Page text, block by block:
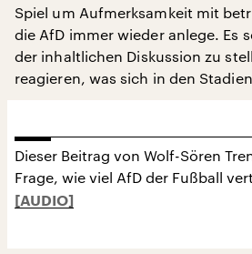
Spiel um Aufmerksamkeit mit
die AfD immer wieder anlege. Es
der inhaltlichen Diskussion zu
reagieren, was sich in den
Dieser Beitrag von Wolf-Sören
Frage, wie viel AfD der Fußball